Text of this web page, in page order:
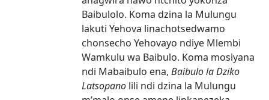
Baibulolo. Koma dzina la Mulungu
lakuti Yehova linachotsedwamo
chonsecho Yehovayo ndiye Mlembi
Wamkulu wa Baibulo. Koma mosiyana
ndi Mabaibulo ena, Baibulo la Dziko
Latsopano lili ndi dzina la Mulungu